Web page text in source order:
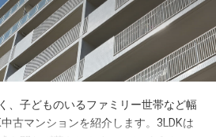
、子どものいるファミリー世帯など幅
古マンションを紹介します。3LDKは